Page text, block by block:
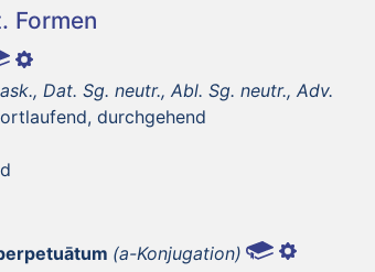
Formen
Dat. Sg. neutr., Abl. Sg. neutr., Adv.
durchgehend
(a-Konjugation)